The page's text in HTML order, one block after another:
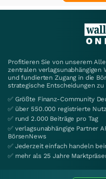
Profitieren Sie von unserem
zentralen
und fundierten Zugang in die
strategische Entscheidungen
✅ Größte Finanz-Community
✅ über 550.000 registrierte
✅ rund 2.000 Beiträge pro Tag
✅ verlagsunabhängige Partner
BörsenNews
✅ Jederzeit einfach handeln
✅ mehr als 25 Jahre